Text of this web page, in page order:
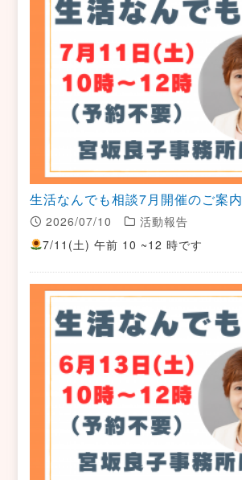
生活なんでも相談7月開催のご案内
2026/07/10
活動報告
7/11(土) 午前 10 ~12 時です